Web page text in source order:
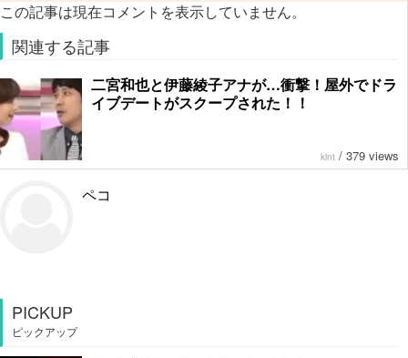
この記事は現在コメントを表示していません。
関連する記事
二宮和也と伊藤綾子アナが…衝撃！屋外でドラ
イブデートがスクープされた！！
kint / 379 views
ペコ
PICKUP
ピックアップ